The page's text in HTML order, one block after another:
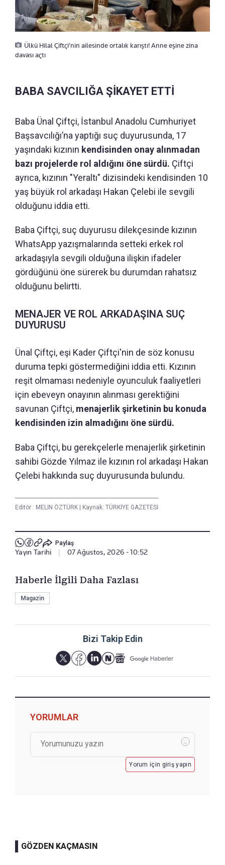
Ülkü Hilal Çiftçi’nin ailesinde ortalık karıştı! Anne eşine zina
davası açtı
BABA SAVCILIĞA ŞİKAYET ETTİ
Baba Ünal Çiftçi, İstanbul Anadolu Cumhuriyet
Başsavcılığı’na yaptığı suç duyurusunda, 17
yaşındaki kızının kendisinden onay alınmadan
bazı projelerde rol aldığını öne sürdü. Çiftçi
ayrıca, kızının "Yeraltı" dizisindeki kendisinden 10
yaş büyük rol arkadaşı Hakan Çelebi ile sevgili
olduğunu iddia etti.
Baba Çiftçi, suç duyurusu dilekçesinde kızının
WhatsApp yazışmalarında setteki erkek rol
arkadaşıyla sevgili olduğuna ilişkin ifadeler
gördüğünü öne sürerek bu durumdan rahatsız
olduğunu belirtti.
MENAJER VE ROL ARKADAŞINA SUÇ
DUYURUSU
Ünal Çiftçi, eşi Kader Çiftçi'nin de söz konusu
duruma tepki göstermediğini iddia etti. Kızının
reşit olmaması nedeniyle oyunculuk faaliyetleri
için ebeveyn onayının alınması gerektiğini
savunan Çiftçi, menajerlik şirketinin bu konuda
kendisinden izin almadığını öne sürdü.
Baba Çiftçi, bu gerekçelerle menajerlik şirketinin
sahibi Gözde Yılmaz ile kızının rol arkadaşı Hakan
Çelebi hakkında suç duyurusunda bulundu.
Editör : MELİN ÖZTÜRK | Kaynak: TÜRKİYE GAZETESİ
Paylaş
Yayın Tarihi 07 Ağustos, 2026 - 10:52
Haberle İlgili Daha Fazlası
Magazin
Bizi Takip Edin
YORUMLAR
Yorum için giriş yapın
GÖZDEN KAÇMASIN